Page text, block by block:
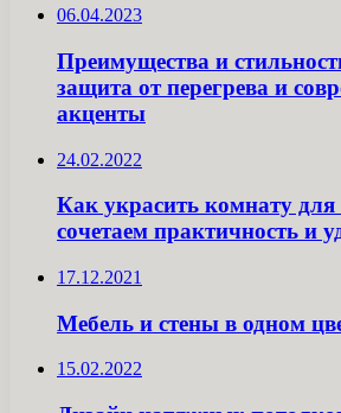
06.04.2023
Преимущества и
защита от перегрева и
акценты
24.02.2022
Как украсить комнату
сочетаем практичность и
17.12.2021
Мебель и стены в одном
15.02.2022